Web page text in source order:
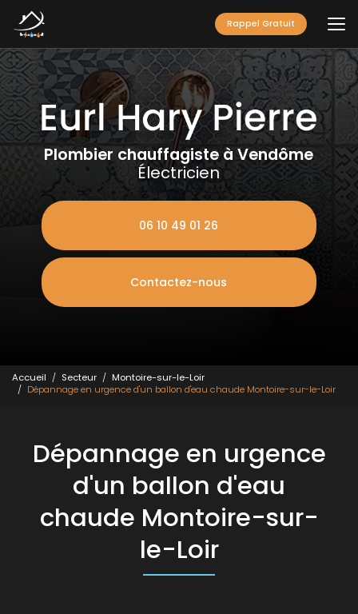
contenu
principal
Rappel Gratuit
Plombier chauffagiste à Vendôme
Électricien
06 10 49 01 26
Contactez-nous
Accueil Secteur
Montoire-sur-le-Loir
Dépannage en urgence d'un ballon d'eau chaude Montoire-sur-le-Loir
Dépannage en urgence
d'un ballon d'eau
chaude Montoire-sur-
le-Loir